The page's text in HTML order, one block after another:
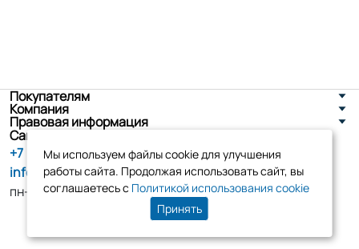
Покупателям
Компания
Правовая информация
Санкт-Петербург, ул. Новоселов д. 8
+7 (800) 555-86-90
info@tk-elko.ru
пн-пт, 10:00 - 18:00
Мы используем файлы cookie для улучшения
работы сайта. Продолжая использовать сайт, вы
соглашаетесь с Политикой использования cookie
Принять